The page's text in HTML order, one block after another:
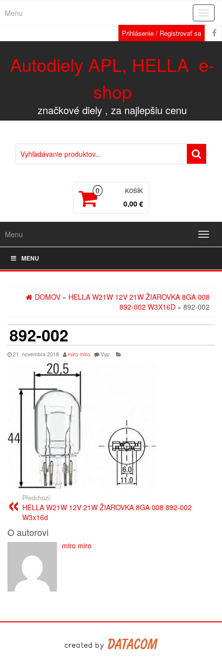
Menu
Prihlásenie / Registrovať sa
Autodiely APL, HELLA e-
shop
značkové diely , za najlepšiu cenu
0 KOŠÍK
0,00 €
Menu
MENU
DOMOV » HELLA W21W 12V 21W ŽIAROVKA 8GA 008
892-002 W3X16D » 892-002
892-002
21. novembra 2018 miro miro Vyp
Předchozí:
HELLA W21W 12V 21W ŽIAROVKA 8GA 008 892-002
W3x16d
O autorovi
miro miro